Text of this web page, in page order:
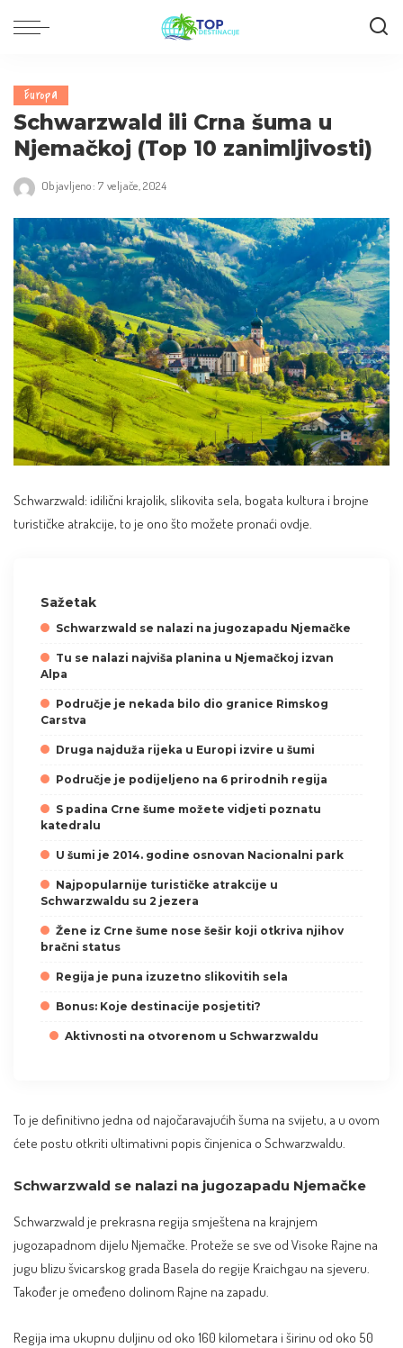
Europa
Schwarzwald ili Crna šuma u
Njemačkoj (Top 10 zanimljivosti)
Objavljeno: 7 veljače, 2024
Schwarzwald: idilični krajolik, slikovita sela, bogata kultura i brojne
turističke atrakcije, to je ono što možete pronaći ovdje.
Sažetak
Schwarzwald se nalazi na jugozapadu Njemačke
Tu se nalazi najviša planina u Njemačkoj izvan
Alpa
Područje je nekada bilo dio granice Rimskog
Carstva
Druga najduža rijeka u Europi izvire u šumi
Područje je podijeljeno na 6 prirodnih regija
S padina Crne šume možete vidjeti poznatu
katedralu
U šumi je 2014. godine osnovan Nacionalni park
Najpopularnije turističke atrakcije u
Schwarzwaldu su 2 jezera
Žene iz Crne šume nose šešir koji otkriva njihov
bračni status
Regija je puna izuzetno slikovitih sela
Bonus: Koje destinacije posjetiti?
Aktivnosti na otvorenom u Schwarzwaldu
To je definitivno jedna od najočaravajućih šuma na svijetu, a u ovom
ćete postu otkriti ultimativni popis činjenica o Schwarzwaldu.
Schwarzwald se nalazi na jugozapadu Njemačke
Schwarzwald je prekrasna regija smještena na krajnjem
jugozapadnom dijelu Njemačke. Proteže se sve od Visoke Rajne na
jugu blizu švicarskog grada Basela do regije Kraichgau na sjeveru.
Također je omeđeno dolinom Rajne na zapadu.
Regija ima ukupnu duljinu od oko 160 kilometara i širinu od oko 50